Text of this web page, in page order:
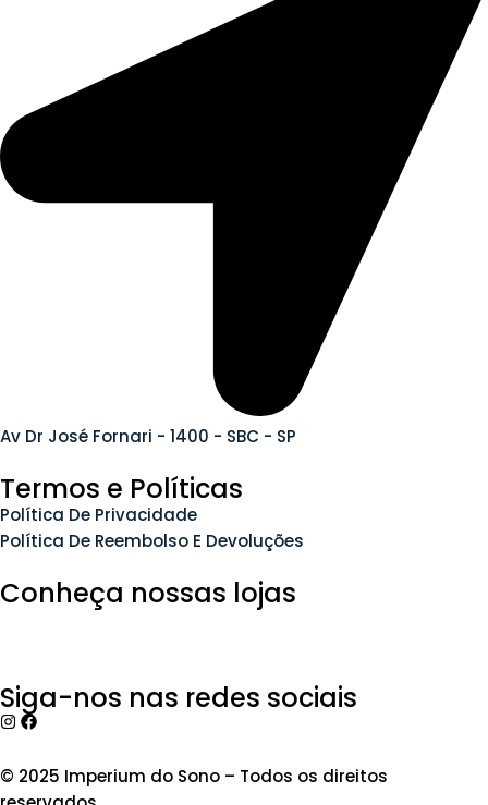
Av Dr José Fornari - 1400 - SBC - SP
Termos e Políticas
Política De Privacidade
Política De Reembolso E Devoluções
Conheça nossas lojas
Siga-nos nas redes sociais
© 2025 Imperium do Sono – Todos os direitos